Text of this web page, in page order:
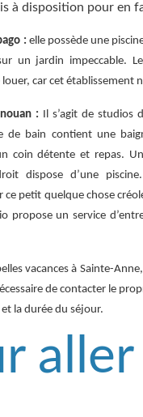
à disposition pour en
: elle possède une
un jardin impeccable.
louer, car cet établissement
: Il s’agit de studios
de bain contient une
coin détente et repas.
dispose d’une
ce petit quelque chose
propose un service
vacances à Sainte-
de contacter le
la durée du séjour.